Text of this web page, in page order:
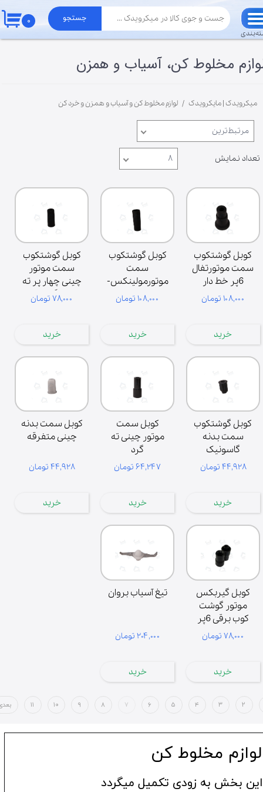
جستجو ۰
میکرویدک | مایکرویدک لوازم مخلوط کن و آسیاب و همزن و خرد کن
مرتبط‌ترین
تعداد نمایش ۸
کوبل گوشتکوب
سمت موتورتفال
6پر خط دار
۱۰۸,۰۰۰ تومان
خرید
کوبل گوشتکوب
سمت
موتورمولینکس-
5.5۱۰۸,۰۰۰ تومان
خرید
کوبل گوشتکوب
سمت موتور
چینی چهار پر ته
گرد۷۸,۰۰۰ تومان
خرید
کوبل گوشتکوب
سمت بدنه
گاسونیک
۴۴,۹۲۸ تومان
خرید
کوبل سمت
موتور چینی ته
گرد
۶۴,۲۴۷ تومان
خرید
کوبل سمت بدنه
چینی متفرقه
۴۴,۹۲۸ تومان
خرید
کوبل گیربکس
موتور گوشت
کوب برقی 6پر
بروان
۷۸,۰۰۰ تومان
خرید
تیغ آسیاب بروان
۲۰۴,۰۰۰ تومان
خرید
۲ ۳ ۴ ۵ ۶ ۷ ۸ ۹ ۱۰ ۱۱
مخلوط کن، آسیاب و همزن
لوازم مخلوط کن
این بخش به زودی تکمیل میگردد​​​​​​​
حساب کاربری من
تغییر گذر واژه
خروج از حساب کاربری